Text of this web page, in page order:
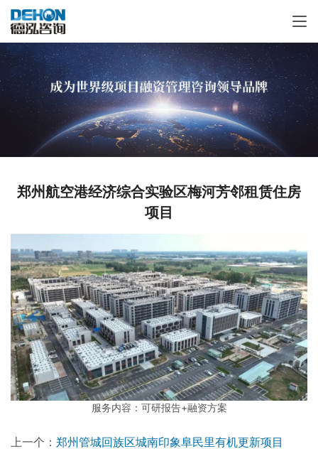
郑州航空港经济综合实验区梅河芳邻租赁住房
项目
服务内容：可研报告+融资方案
上一个： 郑州管城回族区城南印象阜民里有机更新项目